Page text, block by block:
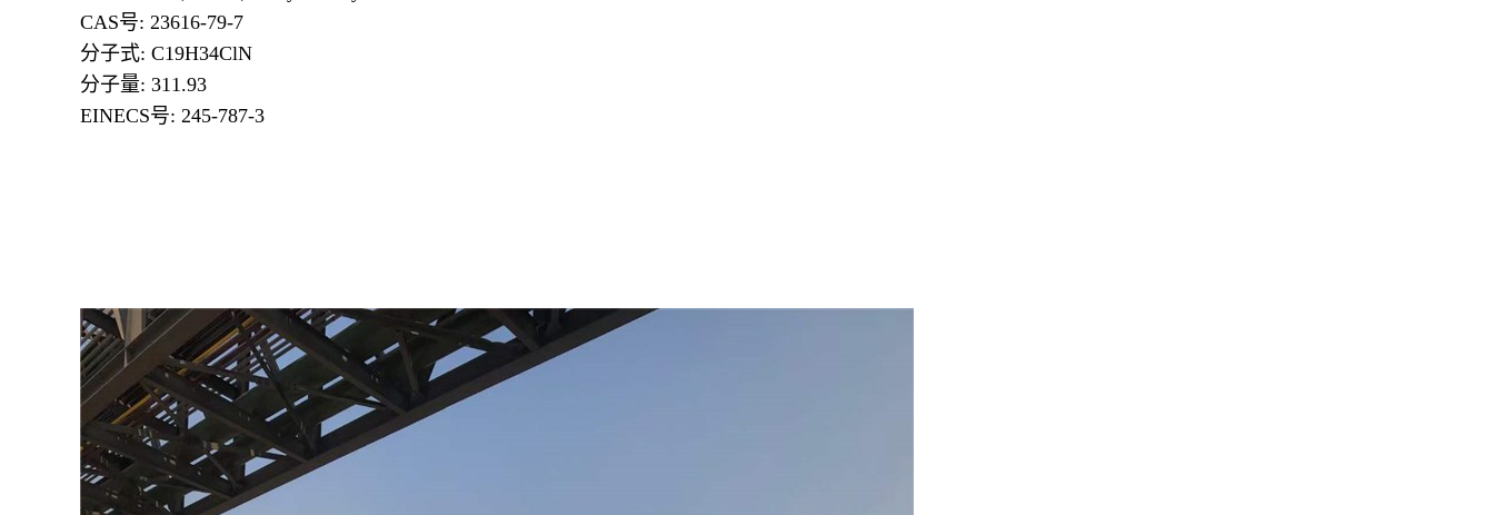
CAS号: 23616-79-7
分子式: C19H34ClN
分子量: 311.93
EINECS号: 245-787-3